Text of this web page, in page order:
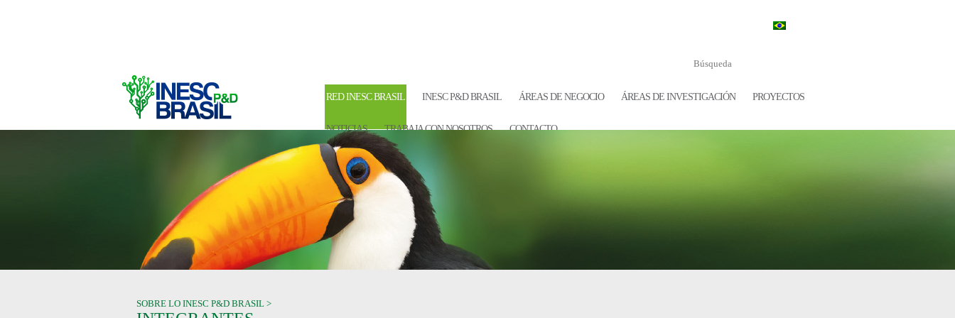
RED INESC BRASIL INESC P&D BRASIL ÁREAS DE NEGOCIO ÁREAS DE INVESTIGACIÓN PROYECTOS
NOTICIAS TRABAJA CON NOSOTROS CONTACTO
SOBRE LO INESC P&D BRASIL >